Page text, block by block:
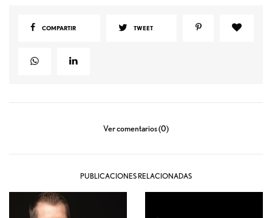
COMPARTIR TWEET
Ver comentarios (0)
PUBLICACIONES RELACIONADAS